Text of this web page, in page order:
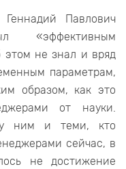
Павлович
«эффективным
не знал и вряд
параметрам,
образом, как это
от науки.
ним и теми, кто
сейчас, в
не достижение